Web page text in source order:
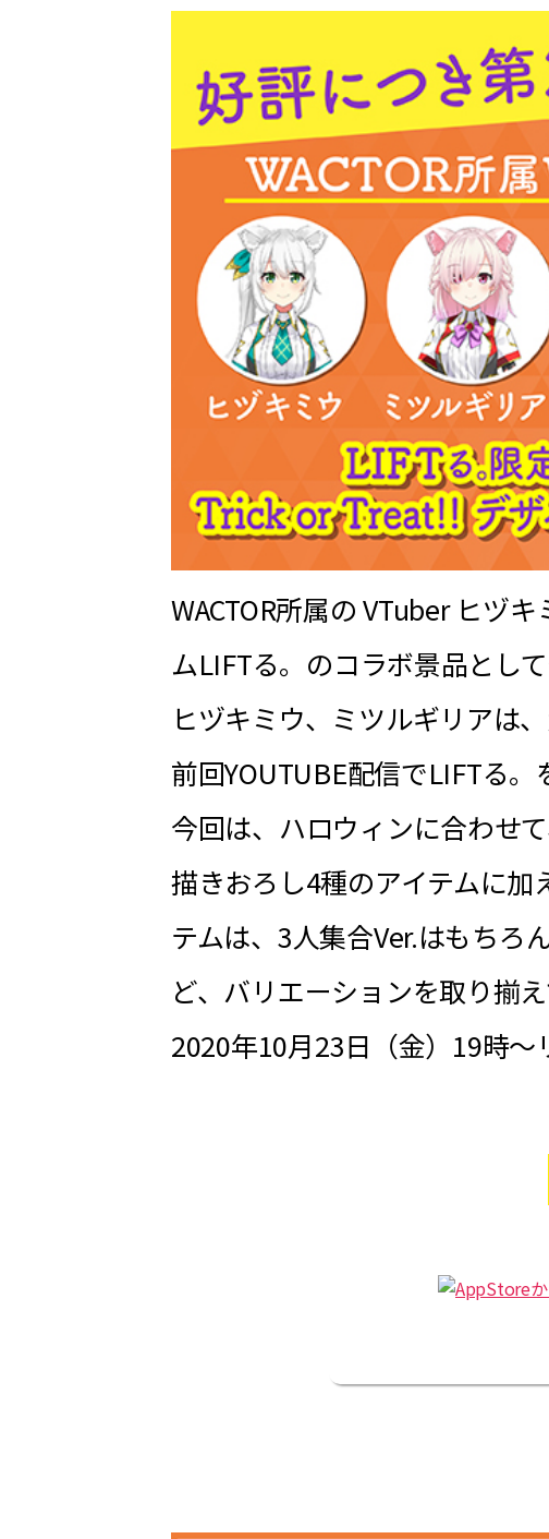
WACTOR所属の VTuber ヒヅ
ムLIFTる。のコラボ景品とし
ヒヅキミウ、ミツルギリアは
前回YOUTUBE配信でLIFTる
今回は、ハロウィンに合わせ
描きおろし4種のアイテムに加
テムは、3人集合Ver.はもちろ
ど、バリエーションを取り揃
2020年10月23日（金）19時～